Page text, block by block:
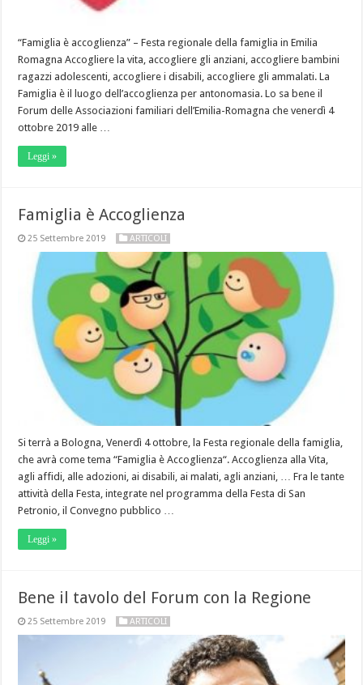
“Famiglia è accoglienza” – Festa regionale della famiglia in Emilia
Romagna Accogliere la vita, accogliere gli anziani, accogliere bambini
ragazzi adolescenti, accogliere i disabili, accogliere gli ammalati. La
Famiglia è il luogo dell’accoglienza per antonomasia. Lo sa bene il
Forum delle Associazioni familiari dell’Emilia-Romagna che venerdì 4
ottobre 2019 alle …
Leggi »
Famiglia è Accoglienza
25 Settembre 2019 ARTICOLI
Si terrà a Bologna, Venerdì 4 ottobre, la Festa regionale della famiglia,
che avrà come tema “Famiglia è Accoglienza“. Accoglienza alla Vita,
agli affidi, alle adozioni, ai disabili, ai malati, agli anziani, … Fra le tante
attività della Festa, integrate nel programma della Festa di San
Petronio, il Convegno pubblico …
Leggi »
Bene il tavolo del Forum con la Regione
25 Settembre 2019 ARTICOLI